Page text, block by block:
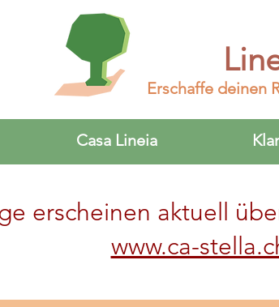
Erschaffe deinen
Casa Lineia
erscheinen aktuell
www.ca-